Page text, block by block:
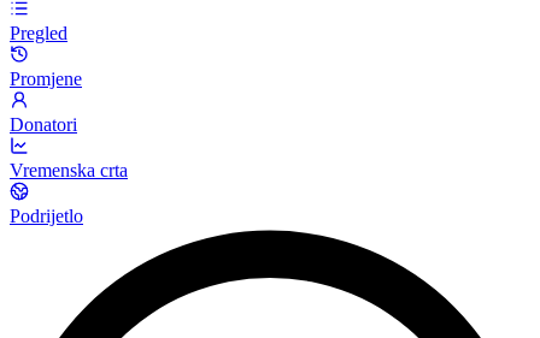
Pregled
Promjene
Donatori
Vremenska crta
Podrijetlo